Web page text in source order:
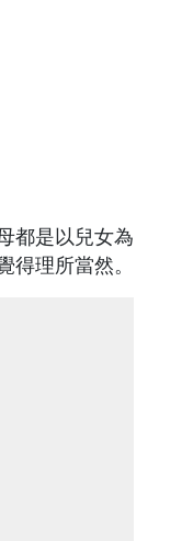
都是以兒女為
得理所當然。